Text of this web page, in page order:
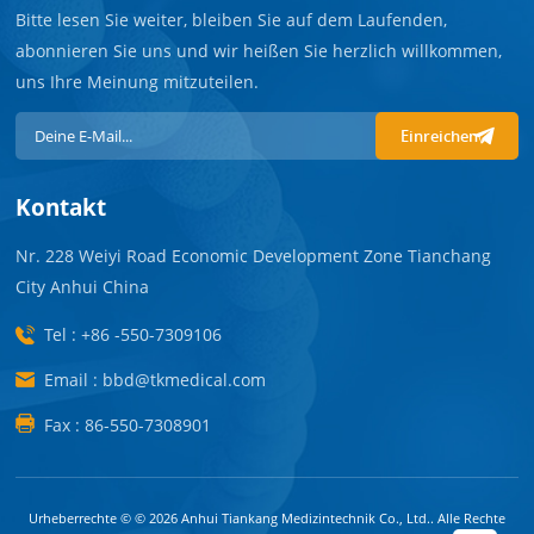
Bitte lesen Sie weiter, bleiben Sie auf dem Laufenden,
abonnieren Sie uns und wir heißen Sie herzlich willkommen,
uns Ihre Meinung mitzuteilen.
Einreichen
Kontakt
Nr. 228 Weiyi Road Economic Development Zone Tianchang
City Anhui China
Tel : +86 -550-7309106
Email : bbd@tkmedical.com
Fax : 86-550-7308901
Urheberrechte © © 2026 Anhui Tiankang Medizintechnik Co., Ltd.. Alle Rechte